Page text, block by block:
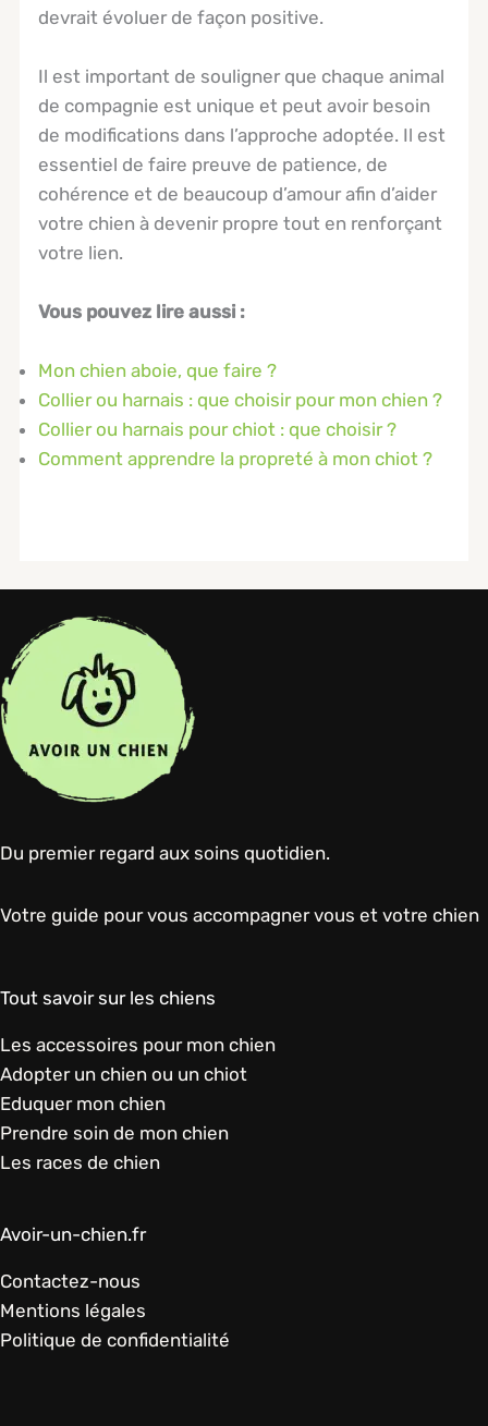
devrait évoluer de façon positive.
Il est important de souligner que chaque animal
de compagnie est unique et peut avoir besoin
de modifications dans l’approche adoptée. Il est
essentiel de faire preuve de patience, de
cohérence et de beaucoup d’amour afin d’aider
votre chien à devenir propre tout en renforçant
votre lien.
Vous pouvez lire aussi :
Mon chien aboie, que faire ?
Collier ou harnais : que choisir pour mon chien ?
Collier ou harnais pour chiot : que choisir ?
Comment apprendre la propreté à mon chiot ?
Du premier regard aux soins quotidien.
Votre guide pour vous accompagner vous et votre chien
Tout savoir sur les chiens
Les accessoires pour mon chien
Adopter un chien ou un chiot
Eduquer mon chien
Prendre soin de mon chien
Les races de chien
Avoir-un-chien.fr
Contactez-nous
Mentions légales
Politique de confidentialité